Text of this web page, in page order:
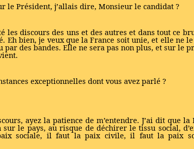
le Président, j’allais dire, Monsieur le candidat ?
les discours des uns et des autres et dans tout ce
Eh bien, je veux que la France soit unie, et elle ne
des bandes. Elle ne sera pas non plus, et sur le
exceptionnelles dont vous avez parlé ?
ayez la patience de m’entendre. J’ai dit que
le pays, au risque de déchirer le tissu social,
sociale, il faut la paix civile, il faut la paix